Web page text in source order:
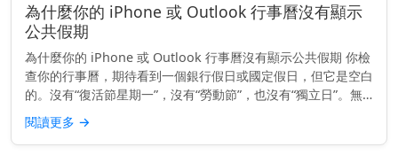
為什麼你的 iPhone 或 Outlook 行事曆沒有顯示
公共假期
為什麼你的 iPhone 或 Outlook 行事曆沒有顯示公共假期 你檢
查你的行事曆，期待看到一個銀行假日或國定假日，但它是空白
的。沒有“復活節星期一”，沒有“勞動節”，也沒有“獨立日”。無
論你使用的是 iPhone 還是 Outlook...
閱讀更多 →